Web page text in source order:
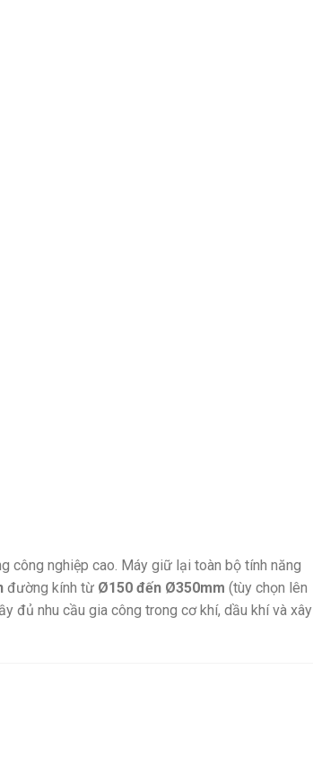
công nghiệp cao. Máy giữ lại toàn bộ tính năng
đường kính từ Ø150 đến Ø350mm (tùy chọn lên
đủ nhu cầu gia công trong cơ khí, dầu khí và xây